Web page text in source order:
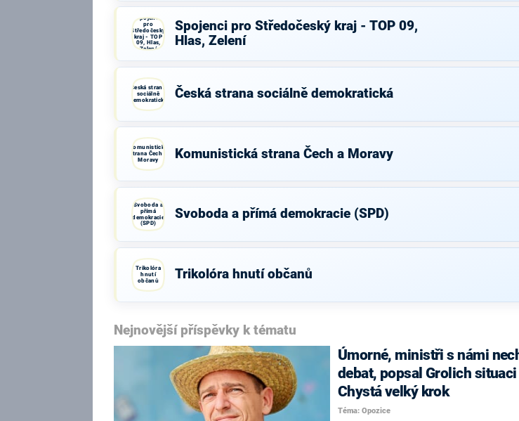
Spojenci
pro
Středočeský
kraj - TOP
09, Hlas,
Zelení
Spojenci pro Středočeský kraj - TOP 09,
Hlas, Zelení
Česká strana
sociálně
demokratická
Česká strana sociálně demokratická
Komunistická
strana Čech a
Moravy
Komunistická strana Čech a Moravy
Svoboda a
přímá
demokracie
(SPD)
Svoboda a přímá demokracie (SPD)
Trikolóra
hnutí
občanů
Trikolóra hnutí občanů
Nejnovější příspěvky k tématu
Úmorné, ministři s námi
debat, popsal Grolich
Chystá velký krok
Téma: Opozice